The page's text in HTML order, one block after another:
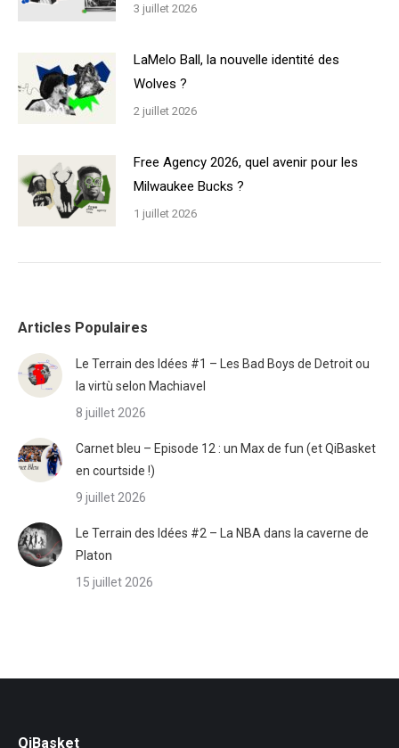
3 juillet 2026
LaMelo Ball, la nouvelle identité des
Wolves ?
2 juillet 2026
Free Agency 2026, quel avenir pour les
Milwaukee Bucks ?
1 juillet 2026
Articles Populaires
Le Terrain des Idées #1 – Les Bad Boys de Detroit ou
la virtù selon Machiavel
8 juillet 2026
Carnet bleu – Episode 12 : un Max de fun (et QiBasket
en courtside !)
9 juillet 2026
Le Terrain des Idées #2 – La NBA dans la caverne de
Platon
15 juillet 2026
QiBasket